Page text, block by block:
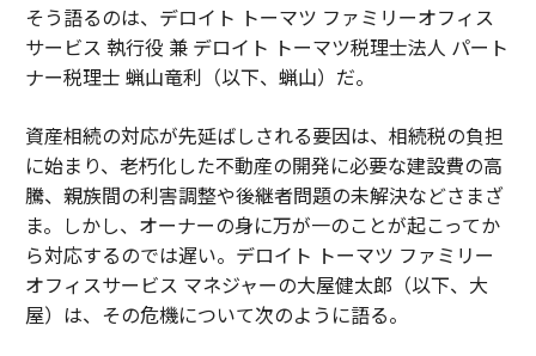
そう語るのは、デロイト トーマツ ファミリーオフィス
サービス 執行役 兼 デロイト トーマツ税理士法人 パート
ナー税理士 蝋山竜利（以下、蝋山）だ。
資産相続の対応が先延ばしされる要因は、相続税の負担
に始まり、老朽化した不動産の開発に必要な建設費の高
騰、親族間の利害調整や後継者問題の未解決などさまざ
ま。しかし、オーナーの身に万が一のことが起こってか
ら対応するのでは遅い。デロイト トーマツ ファミリー
オフィスサービス マネジャーの大屋健太郎（以下、大
屋）は、その危機について次のように語る。